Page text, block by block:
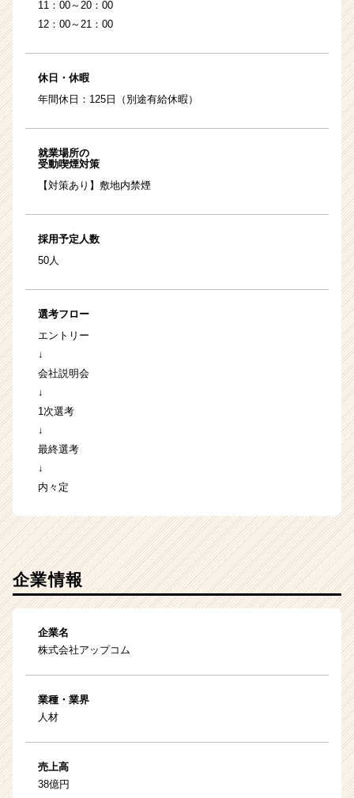
11：00～20：00
12：00～21：00
休日・休暇
年間休日：125日（別途有給休暇）
就業場所の
受動喫煙対策
【対策あり】敷地内禁煙
採用予定人数
50人
選考フロー
エントリー
↓
会社説明会
↓
1次選考
↓
最終選考
↓
内々定
企業情報
企業名
株式会社アップコム
業種・業界
人材
売上高
38億円